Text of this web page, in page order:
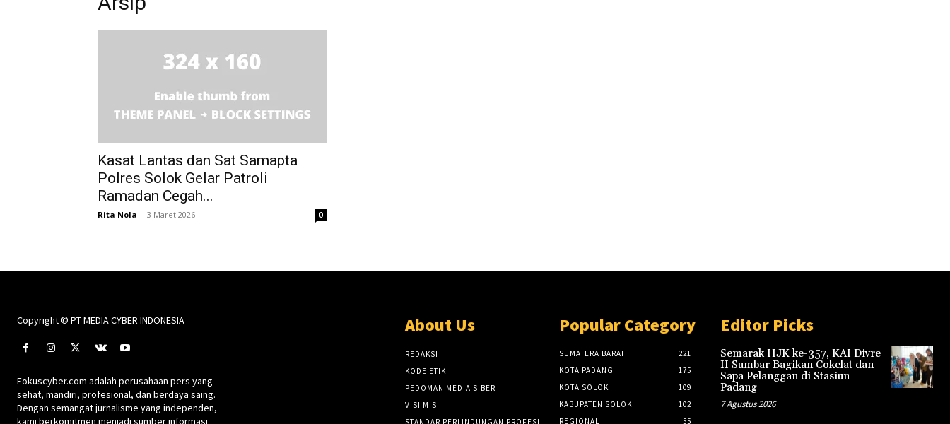
Kasat Lantas dan Sat Samapta
Polres Solok Gelar Patroli
Ramadan Cegah...
Rita Nola - 3 Maret 2026 0
Copyright © PT MEDIA CYBER INDONESIA
Fokuscyber.com adalah perusahaan pers yang
sehat, mandiri, profesional, dan berdaya saing.
Dengan semangat jurnalisme yang independen,
kami berkomitmen menjadi sumber informasi
About Us
REDAKSI
KODE ETIK
PEDOMAN MEDIA SIBER
VISI MISI
STANDAR PERLINDUNGAN PROFESI
Popular Category
SUMATERA BARAT
221
KOTA PADANG
175
KOTA SOLOK
109
KABUPATEN SOLOK
102
REGIONAL
55
Editor Picks
Semarak HJK ke-357, KAI Divre
II Sumbar Bagikan Cokelat dan
Sapa Pelanggan di Stasiun
Padang
7 Agustus 2026